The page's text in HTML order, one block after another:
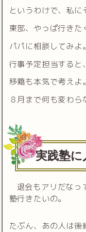
というわけで、私
東部、やっぱ行きた
パパに相談してみよ。
行事予定担当すると
移籍も本気で考えよ。
８月まで何も変わら
実践塾
退会もアリだなっ
塾行きたいの。
たぶん、あの人は